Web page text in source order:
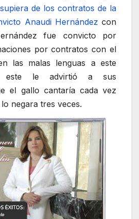
de los contratos de la
Anaudi Hernández con
fue convicto por
por contratos con el
las malas lenguas a este
este le advirtió a sus
el gallo cantaría cada vez
negara tres veces.